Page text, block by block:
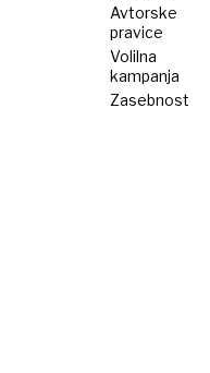
Avtorske
pravice
Volilna
kampanja
Zasebnost